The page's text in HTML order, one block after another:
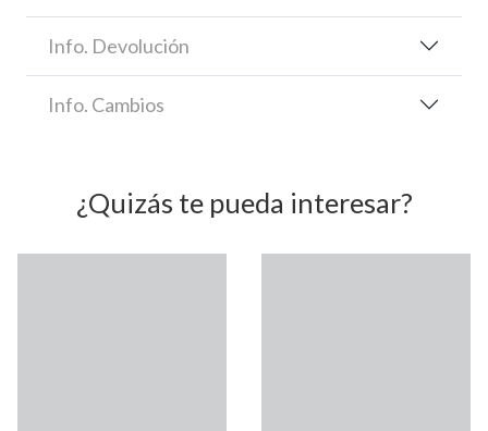
Info. Devolución
Info. Cambios
¿Quizás te pueda interesar?